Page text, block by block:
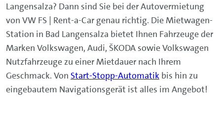
Langensalza? Dann sind Sie bei der Autovermietung
von VW FS | Rent-a-Car genau richtig. Die Mietwagen-
Station in Bad Langensalza bietet Ihnen Fahrzeuge der
Marken Volkswagen, Audi, ŠKODA sowie Volkswagen
Nutzfahrzeuge zu einer Mietdauer nach Ihrem
Geschmack. Von Start-Stopp-Automatik bis hin zu
eingebautem Navigationsgerät ist alles im Angebot!